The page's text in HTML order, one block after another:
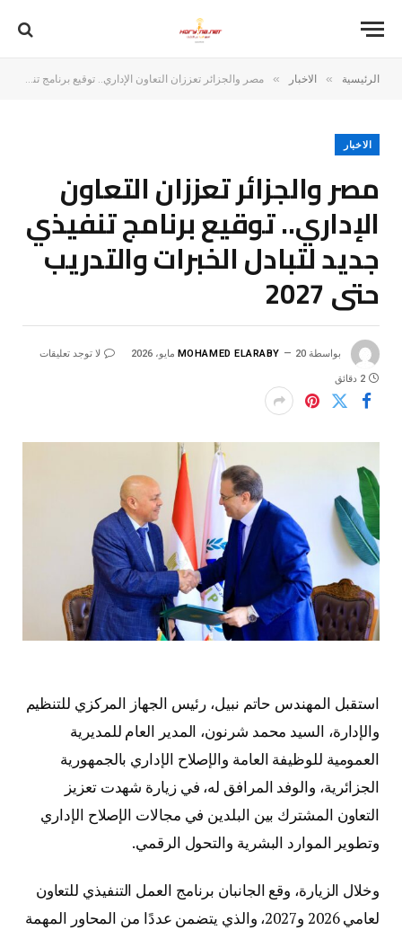
الرئيسية » الاخبار » مصر والجزائر تعززان التعاون الإداري.. توقيع برنامج تنفيذي جديد لتبادل الخبرات والتدريب حتى 2027
الاخبار
مصر والجزائر تعززان التعاون
الإداري.. توقيع برنامج تنفيذي
جديد لتبادل الخبرات والتدريب
حتى 2027
بواسطة MOHAMED ELARABY 20 مايو، 2026 لا توجد تعليقات
2 دقائق
استقبل المهندس حاتم نبيل، رئيس الجهاز المركزي للتنظيم
والإدارة، السيد محمد شرنون، المدير العام للمديرية
العمومية للوظيفة العامة والإصلاح الإداري بالجمهورية
الجزائرية، والوفد المرافق له، في زيارة شهدت تعزيز
التعاون المشترك بين البلدين في مجالات الإصلاح الإداري
وتطوير الموارد البشرية والتحول الرقمي.
وخلال الزيارة، وقع الجانبان برنامج العمل التنفيذي للتعاون
لعامي 2026 و2027، والذي يتضمن عددًا من المحاور المهمة